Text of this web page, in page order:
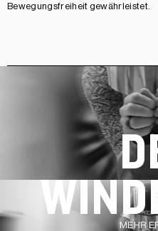
Bewegungsfreiheit gewährleistet.
MEHR